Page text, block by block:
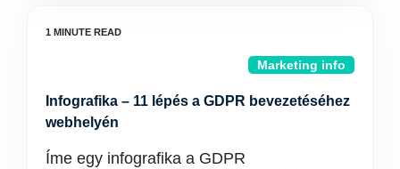
Marketing info
Infografika – 11 lépés a GDPR bevezetéséhez
webhelyén
Íme egy infografika a GDPR